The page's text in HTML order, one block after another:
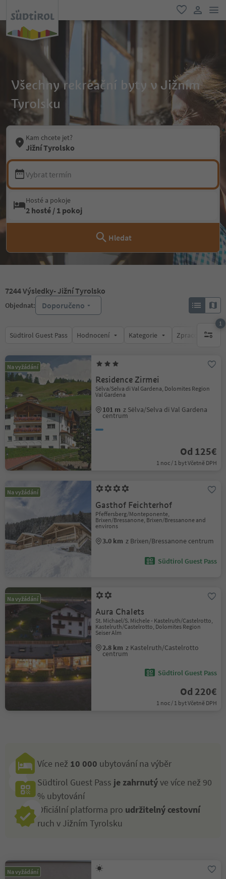
oblíbené
Všechny rekreační byty v Jižním
Tyrolsku
Kam chcete jet?
Jižní Tyrolsko
Vybrat termín
Hosté a pokoje
2 hosté / 1 pokoj
Hledat
7244Výsledky- Jižní Tyrolsko
Objednat: Doporučeno
Südtirol Guest Pass Hodnocení Kategorie Zpracovává
1
1
Na vyžádání
Residence Zirmei
Sëlva/Selva di Val Gardena, Dolomites Region
Val Gardena
101 m z Sëlva/Selva di Val Gardena
centrum
Od 125€
1 noc / 1 byt Včetně DPH
Na vyžádání
Gasthof Feichterhof
Pfeffersberg/Monteponente,
Brixen/Bressanone, Brixen/Bressanone and
environs
3.0 km z Brixen/Bressanone centrum
Südtirol Guest Pass
Na vyžádání
Aura Chalets
St. Michael/S. Michele - Kastelruth/Castelrotto,
Kastelruth/Castelrotto, Dolomites Region
Seiser Alm
2.8 km z Kastelruth/Castelrotto
centrum
Südtirol Guest Pass
Od 220€
1 noc / 1 byt Včetně DPH
Více než 10 000 ubytování na výběr
Südtirol Guest Pass je zahrnutýve více než 90
% ubytování
Oficiální platforma pro udržitelný cestovní
ruch v Jižním Tyrolsku
Na vyžádání